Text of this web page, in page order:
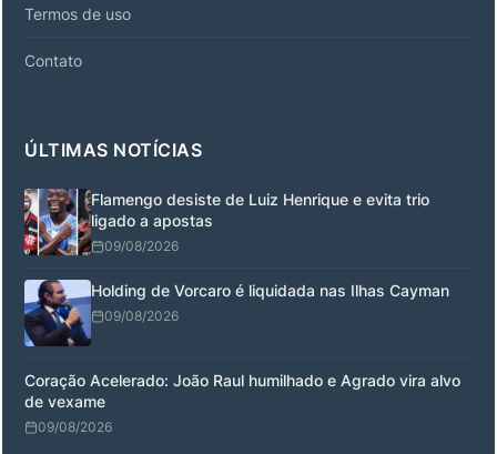
Termos de uso
Contato
ÚLTIMAS NOTÍCIAS
Flamengo desiste de Luiz Henrique e evita trio
ligado a apostas
09/08/2026
Holding de Vorcaro é liquidada nas Ilhas Cayman
09/08/2026
Coração Acelerado: João Raul humilhado e Agrado vira alvo
de vexame
09/08/2026